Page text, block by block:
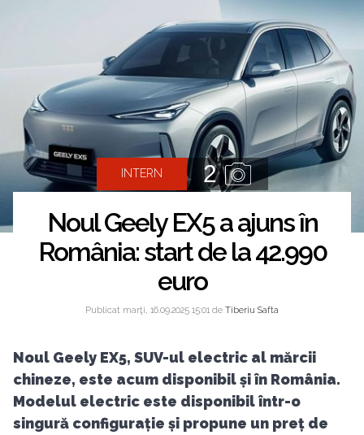
INTERN 2
Noul Geely EX5 a ajuns în
România: start de la 42.990
euro
Publicat marţi, 16.09.2025 15:01 de Tiberiu Safta
Noul Geely EX5, SUV-ul electric al mărcii
chineze, este acum disponibil și în România.
Modelul electric este disponibil într-o
singură configurație și propune un preț de